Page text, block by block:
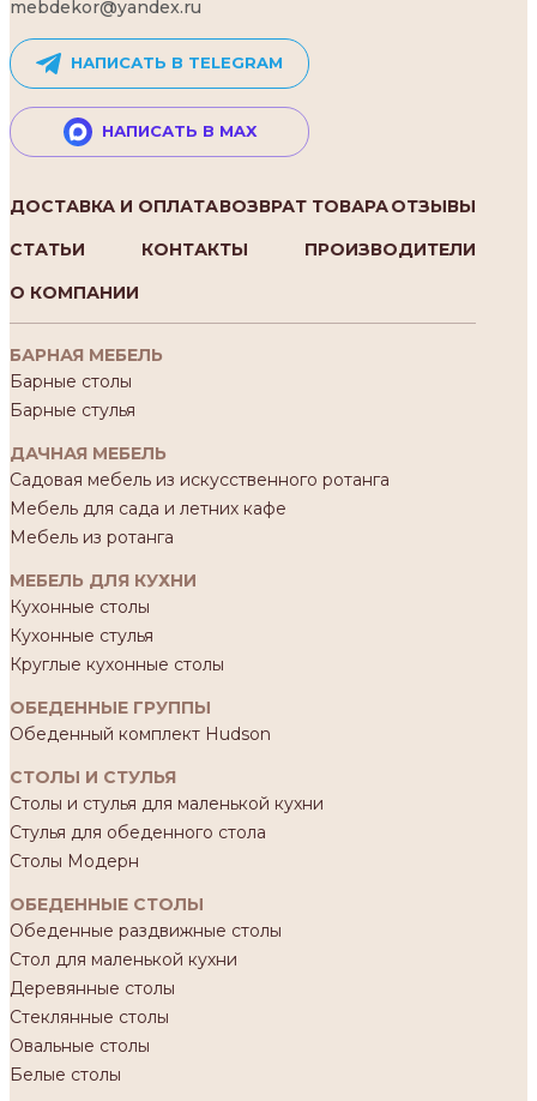
mebdekor@yandex.ru
НАПИСАТЬ В TELEGRAM
НАПИСАТЬ В MAX
ДОСТАВКА И ОПЛАТАВОЗВРАТ ТОВАРАОТЗЫВЫ
СТАТЬИ
КОНТАКТЫ
ПРОИЗВОДИТЕЛИ
О КОМПАНИИ
БАРНАЯ МЕБЕЛЬ
Барные столы
Барные стулья
ДАЧНАЯ МЕБЕЛЬ
Садовая мебель из искусственного ротанга
Мебель для сада и летних кафе
Мебель из ротанга
МЕБЕЛЬ ДЛЯ КУХНИ
Кухонные столы
Кухонные стулья
Круглые кухонные столы
ОБЕДЕННЫЕ ГРУППЫ
Обеденный комплект Hudson
СТОЛЫ И СТУЛЬЯ
Столы и стулья для маленькой кухни
Стулья для обеденного стола
Столы Модерн
ОБЕДЕННЫЕ СТОЛЫ
Обеденные раздвижные столы
Стол для маленькой кухни
Деревянные столы
Стеклянные столы
Овальные столы
Белые столы